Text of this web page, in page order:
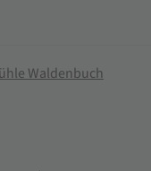
Waldenbuch